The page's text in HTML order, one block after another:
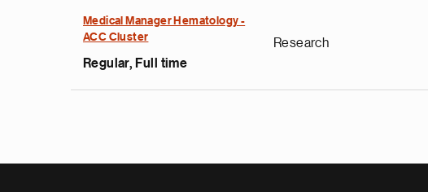
Medical Manager Hematology -
ACC Cluster
Regular, Full time
Research